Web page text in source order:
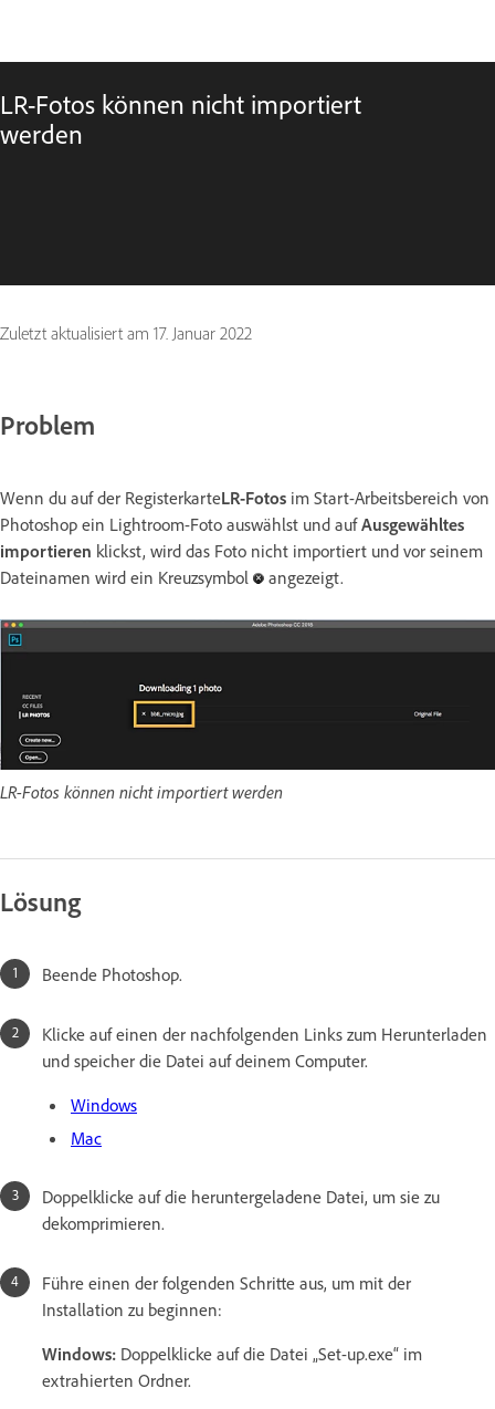
LR-Fotos können nicht importiert
werden
Zuletzt aktualisiert am 17. Januar 2022
Problem
Wenn du auf der RegisterkarteLR-Fotos im Start-Arbeitsbereich von
Photoshop ein Lightroom-Foto auswählst und aufAusgewähltes
importieren klickst, wird das Foto nicht importiert und vor seinem
Dateinamen wird ein Kreuzsymbol
angezeigt.
LR-Fotos können nicht importiert werden
Lösung
Beende Photoshop.
Klicke auf einen der nachfolgenden Links zum Herunterladen
und speicher die Datei auf deinem Computer.
Windows
Mac
Doppelklicke auf die heruntergeladene Datei, um sie zu
dekomprimieren.
Führe einen der folgenden Schritte aus, um mit der
Installation zu beginnen:
Windows: Doppelklicke auf die Datei „Set-up.exe“ im
extrahierten Ordner.